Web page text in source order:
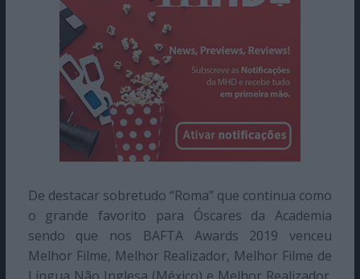
De destacar sobretudo “Roma” que continua como
o grande favorito para Óscares da Academia
sendo que nos BAFTA Awards 2019 venceu
Melhor Filme, Melhor Realizador, Melhor Filme de